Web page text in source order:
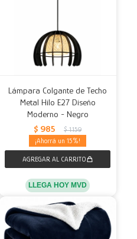
Lámpara Colgante de Techo
Metal Hilo E27 Diseño
Moderno - Negro
$ 985 $ 1.159
15
LLEGA HOY MVD